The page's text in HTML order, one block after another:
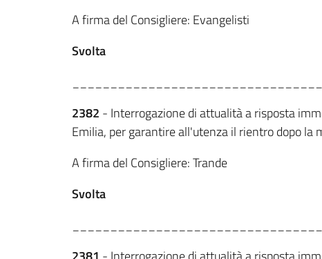
A firma del Consigliere: Evangelisti
Svolta
2382 - Interrogazione di attualità a risposta
Emilia, per garantire all'utenza il rientro dopo
A firma del Consigliere: Trande
Svolta